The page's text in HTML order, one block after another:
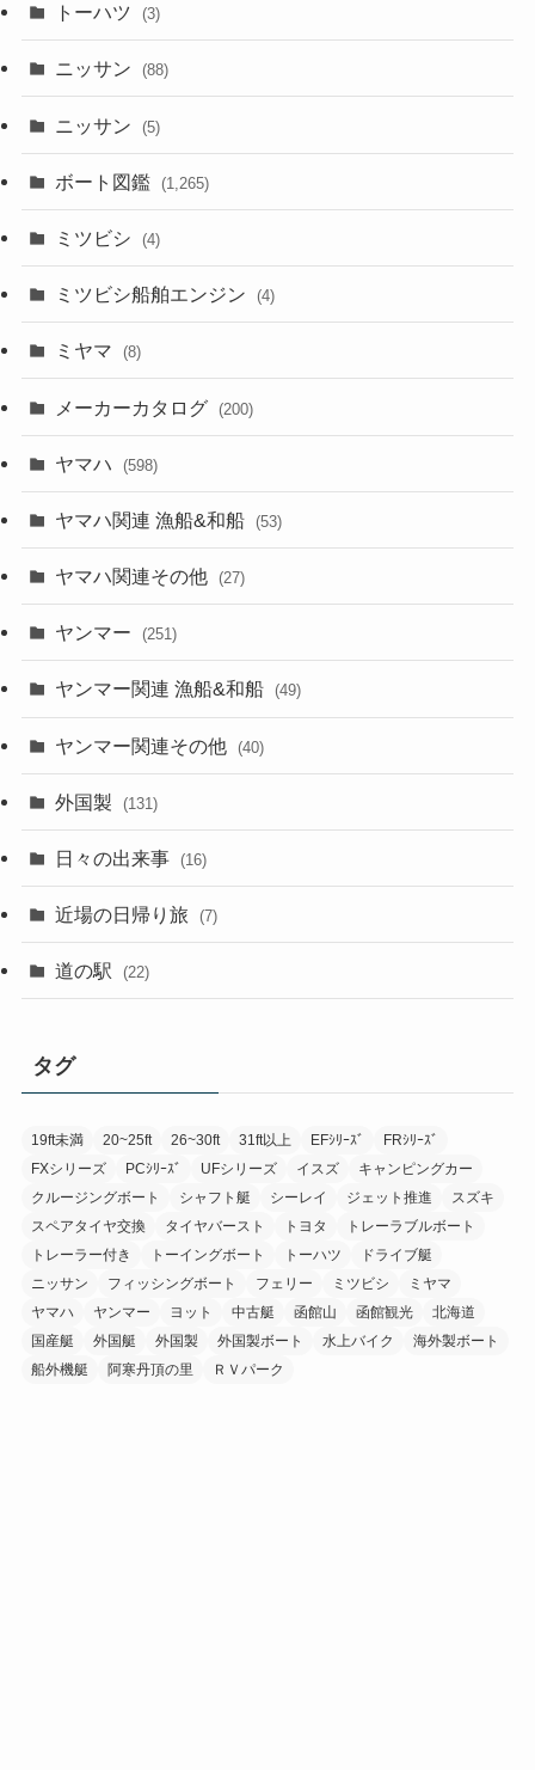
トーハツ (3)
ニッサン (88)
ニッサン (5)
ボート図鑑 (1,265)
ミツビシ (4)
ミツビシ船舶エンジン (4)
ミヤマ (8)
メーカーカタログ (200)
ヤマハ (598)
ヤマハ関連 漁船&和船 (53)
ヤマハ関連その他 (27)
ヤンマー (251)
ヤンマー関連 漁船&和船 (49)
ヤンマー関連その他 (40)
外国製 (131)
日々の出来事 (16)
近場の日帰り旅 (7)
道の駅 (22)
タグ
19ft未満 20~25ft 26~30ft 31ft以上 EFｼﾘｰｽﾞ
FRｼﾘｰｽﾞ
FXシリーズ
PCｼﾘｰｽﾞ UFシリーズ イスズ
キャンピングカー
クルージングボート
シャフト艇 シーレイ ジェット推進
スズキ
スペアタイヤ交換
タイヤバースト トヨタ
トレーラブルボート
トレーラー付き
トーイングボート トーハツ
ドライブ艇
ニッサン
フィッシングボート フェリー ミツビシ
ミヤマ
ヤマハ
ヤンマー ヨット 中古艇 函館山 函館観光
北海道
国産艇
外国艇 外国製 外国製ボート 水上バイク
海外製ボート
船外機艇
阿寒丹頂の里 ＲＶパーク